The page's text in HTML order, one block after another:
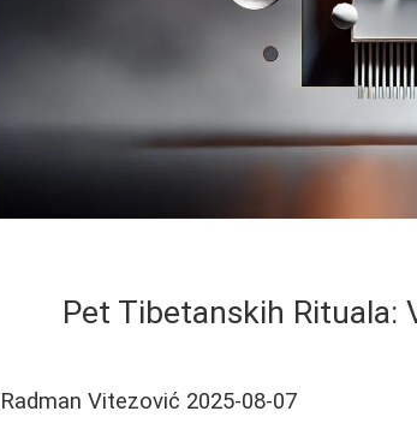
Pet Tibetanskih Rituala:
Radman Vitezović 2025-08-07